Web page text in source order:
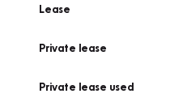
Lease
Private lease
Private lease used